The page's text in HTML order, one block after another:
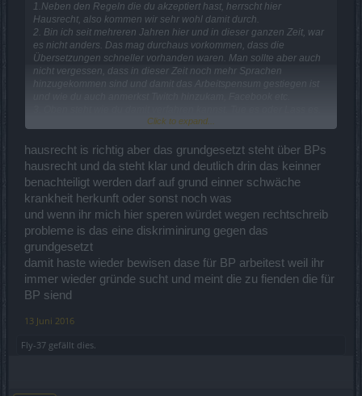
1.Neben den Regeln die du akzeptiert hast, herrscht hier
Hausrecht, also kommen wir sehr wohl damit durch.
2. Bin ich seit mehreren Jahren hier und in dieser ganzen Zeit, war
es nicht anders. Das mag durchaus vorkommen, dass die
Übersetzungen schneller vorhanden waren. Man sollte aber auch
nicht vergessen, dass in dieser Zeit noch mehr Sprachen
hinzugekommen sind und damit das Arbeitspensum gestiegen ist
Diese Diskussion entbehrt jeder Grundlage und ist ab hier auch
du dazu noch etwas äussern kannst du das in meiner Vorstellung
tun, ändert aber nichts an den Tatsachen.
LG
Salsania
Click to expand...
hausrecht is richtig aber das grundgesetzt steht über BPs
hausrecht und da steht klar und deutlich drin das keinner
benachteiligt werden darf auf grund einner schwäche
krankheit herkunft oder sonst noch was
und wenn ihr mich hier speren würdet wegen rechtschreib
probleme is das eine diskriminirung gegen das
grundgesetzt
damit haste wieder bewisen dase für BP arbeitest weil ihr
immer wieder gründe sucht und meint die zu fienden die für
BP siend
13 Juni 2016
Fly-37 gefällt dies.